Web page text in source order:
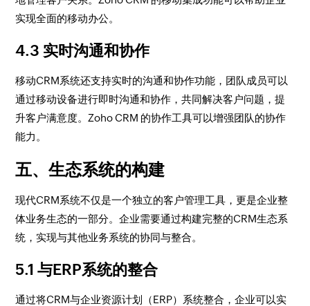
实现全面的移动办公。
4.3 实时沟通和协作
移动CRM系统还支持实时的沟通和协作功能，团队成员可以
通过移动设备进行即时沟通和协作，共同解决客户问题，提
升客户满意度。Zoho CRM 的协作工具可以增强团队的协作
能力。
五、生态系统的构建
现代CRM系统不仅是一个独立的客户管理工具，更是企业整
体业务生态的一部分。企业需要通过构建完整的CRM生态系
统，实现与其他业务系统的协同与整合。
5.1 与ERP系统的整合
通过将CRM与企业资源计划（ERP）系统整合，企业可以实